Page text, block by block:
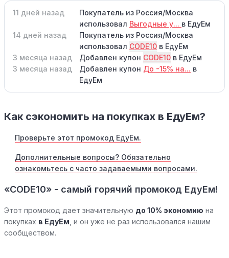
11 дней назад
Покупатель из Россия/Москва
использовал Выгодные у... в ЕдуЕм
14 дней назад
Покупатель из Россия/Москва
использовал CODE10 в ЕдуЕм
3 месяца назад
Добавлен купон CODE10 в ЕдуЕм
3 месяца назад
Добавлен купон До -15% на... в
ЕдуЕм
Как сэкономить на покупках в ЕдуЕм?
Проверьте этот промокод ЕдуЕм.
Дополнительные вопросы? Обязательно
ознакомьтесь с часто задаваемыми вопросами.
«CODE10» - самый горячий промокод ЕдуЕм!
Этот промокод дает значительную до 10% экономию на
покупках в ЕдуЕм , и он уже не раз использовался нашим
сообществом.